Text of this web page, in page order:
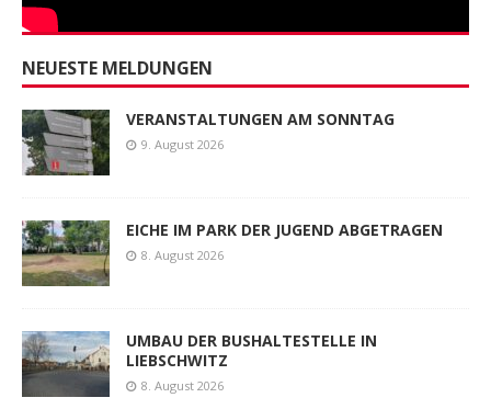
NEUESTE MELDUNGEN
VERANSTALTUNGEN AM SONNTAG
9. August 2026
EICHE IM PARK DER JUGEND ABGETRAGEN
8. August 2026
UMBAU DER BUSHALTESTELLE IN
LIEBSCHWITZ
8. August 2026